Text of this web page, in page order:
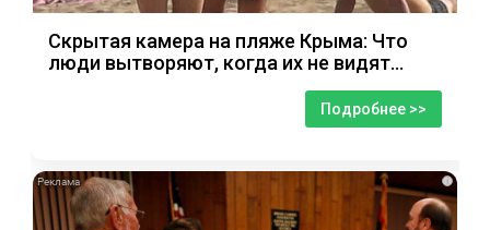
Скрытая камера на пляже Крыма: Что
люди вытворяют, когда их не видят...
Подробнее >>
i